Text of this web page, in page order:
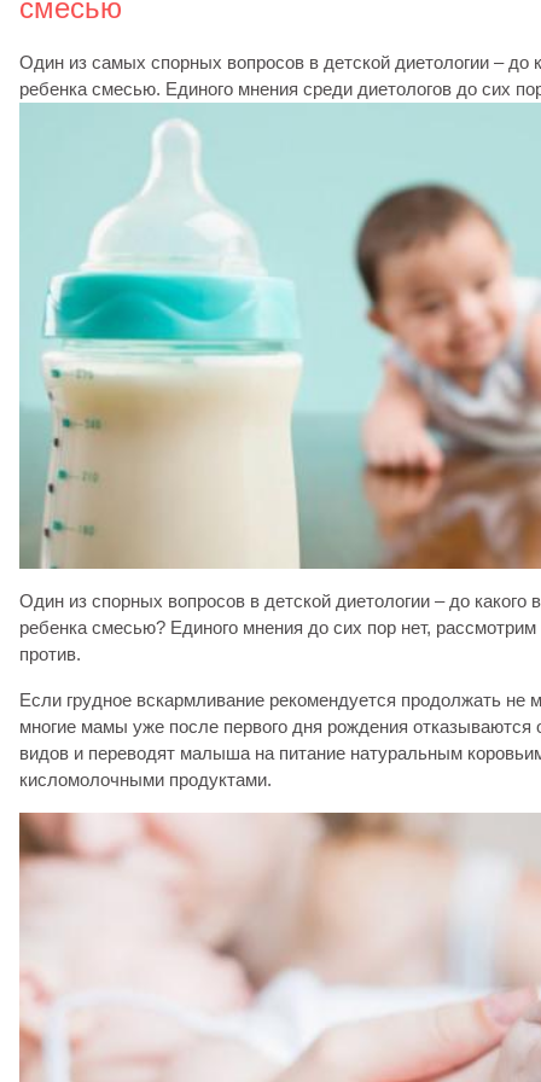
смесью
Один из самых спорных вопросов в детской диетологии – до
ребенка смесью. Единого мнения среди диетологов до сих
Один из спорных вопросов в детской диетологии – до какого
ребенка смесью? Единого мнения до сих пор нет,
против.
Если грудное вскармливание рекомендуется продолжать не
многие мамы уже после первого дня рождения отказываются
видов и переводят малыша на питание натуральным
кисломолочными продуктами.